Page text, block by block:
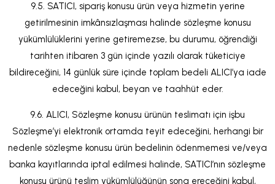
9.5. SATICI, sipariş konusu ürün veya hizmetin yerine
getirilmesinin imkânsızlaşması halinde sözleşme konusu
yükümlülüklerini yerine getiremezse, bu durumu, öğrendiği
tarihten itibaren 3 gün içinde yazılı olarak tüketiciye
bildireceğini, 14 günlük süre içinde toplam bedeli ALICI’ya iade
edeceğini kabul, beyan ve taahhüt eder.
9.6. ALICI, Sözleşme konusu ürünün teslimatı için işbu
Sözleşme’yi elektronik ortamda teyit edeceğini, herhangi bir
nedenle sözleşme konusu ürün bedelinin ödenmemesi ve/veya
banka kayıtlarında iptal edilmesi halinde, SATICI’nın sözleşme
konusu ürünü teslim yükümlülüğünün sona ereceğini kabul,